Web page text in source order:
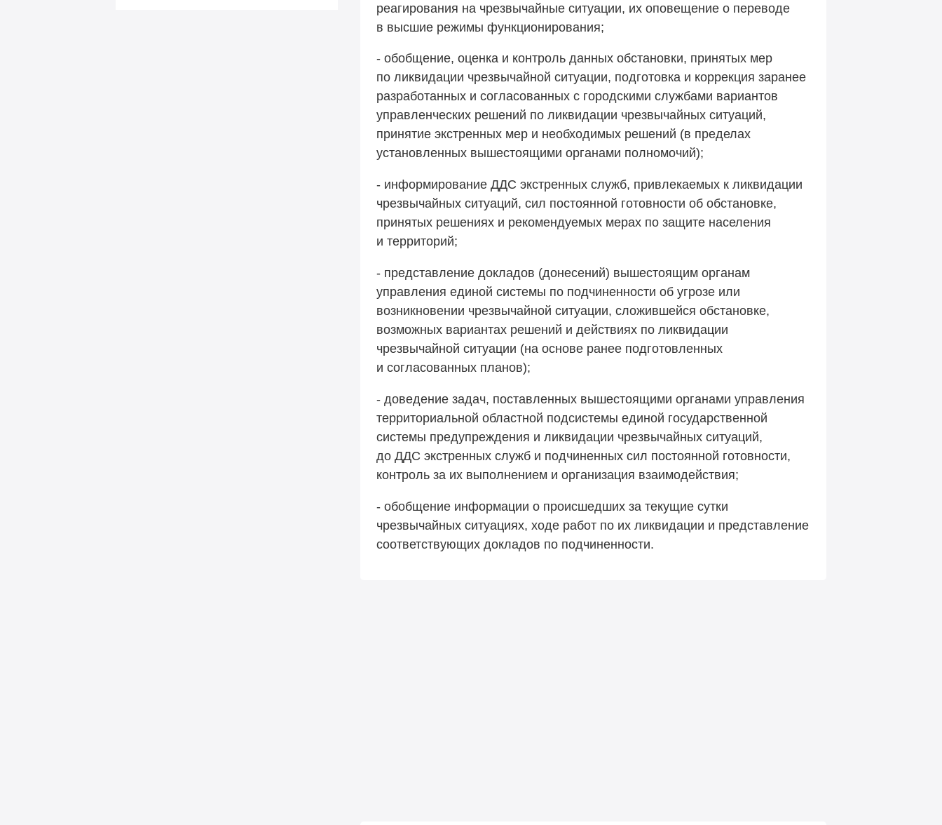
реагирования на чрезвычайные ситуации, их оповещение о переводе
в высшие режимы функционирования;
- обобщение, оценка и контроль данных обстановки, принятых мер
по ликвидации чрезвычайной ситуации, подготовка и коррекция заранее
разработанных и согласованных с городскими службами вариантов
управленческих решений по ликвидации чрезвычайных ситуаций,
принятие экстренных мер и необходимых решений (в пределах
установленных вышестоящими органами полномочий);
- информирование ДДС экстренных служб, привлекаемых к ликвидации
чрезвычайных ситуаций, сил постоянной готовности об обстановке,
принятых решениях и рекомендуемых мерах по защите населения
и территорий;
- представление докладов (донесений) вышестоящим органам
управления единой системы по подчиненности об угрозе или
возникновении чрезвычайной ситуации, сложившейся обстановке,
возможных вариантах решений и действиях по ликвидации
чрезвычайной ситуации (на основе ранее подготовленных
и согласованных планов);
- доведение задач, поставленных вышестоящими органами управления
территориальной областной подсистемы единой государственной
системы предупреждения и ликвидации чрезвычайных ситуаций,
до ДДС экстренных служб и подчиненных сил постоянной готовности,
контроль за их выполнением и организация взаимодействия;
- обобщение информации о происшедших за текущие сутки
чрезвычайных ситуациях, ходе работ по их ликвидации и представление
соответствующих докладов по подчиненности.